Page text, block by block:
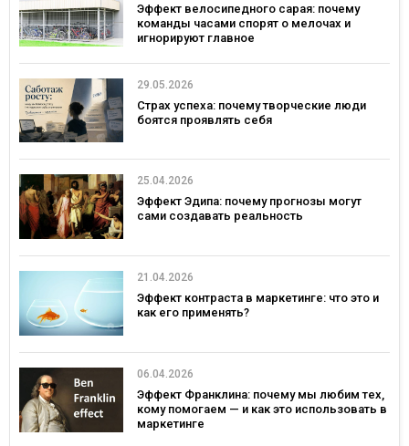
Эффект велосипедного сарая: почему
команды часами спорят о мелочах и
игнорируют главное
29.05.2026
Страх успеха: почему творческие люди
боятся проявлять себя
25.04.2026
Эффект Эдипа: почему прогнозы могут
сами создавать реальность
21.04.2026
Эффект контраста в маркетинге: что это и
как его применять?
06.04.2026
Эффект Франклина: почему мы любим тех,
кому помогаем — и как это использовать в
маркетинге